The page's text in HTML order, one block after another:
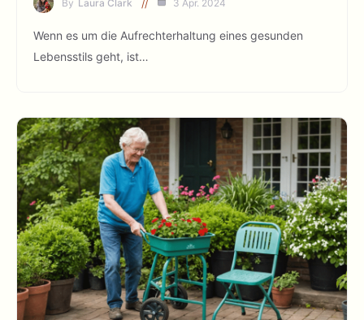
By Laura Clark 3 Apr. 2024
Wenn es um die Aufrechterhaltung eines gesunden
Lebensstils geht, ist…